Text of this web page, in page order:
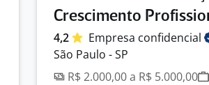
Crescimento
4,2 Empresa confidencial
São Paulo - SP
R$ 2.000,00 a R$ 5.000,00